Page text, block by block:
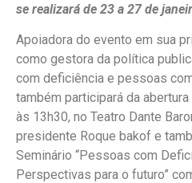
se realizará de 23 a 27 de
Apoiadora do evento em sua
como gestora da política
com deficiência e pessoas
também participará da
às 13h30, no Teatro Dante
presidente Roque bakof e
Seminário “Pessoas com
Perspectivas para o futuro”